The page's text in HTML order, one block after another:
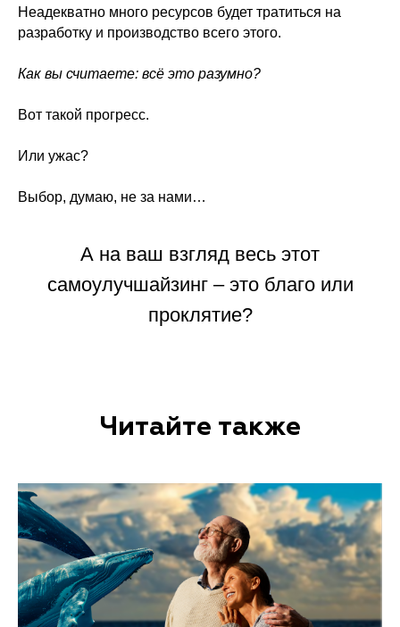
Неадекватно много ресурсов будет тратиться на
разработку и производство всего этого.
Как вы считаете: всё это разумно?
Вот такой прогресс.
Или ужас?
Выбор, думаю, не за нами…
А на ваш взгляд весь этот
самоулучшайзинг – это благо или
проклятие?
Читайте также